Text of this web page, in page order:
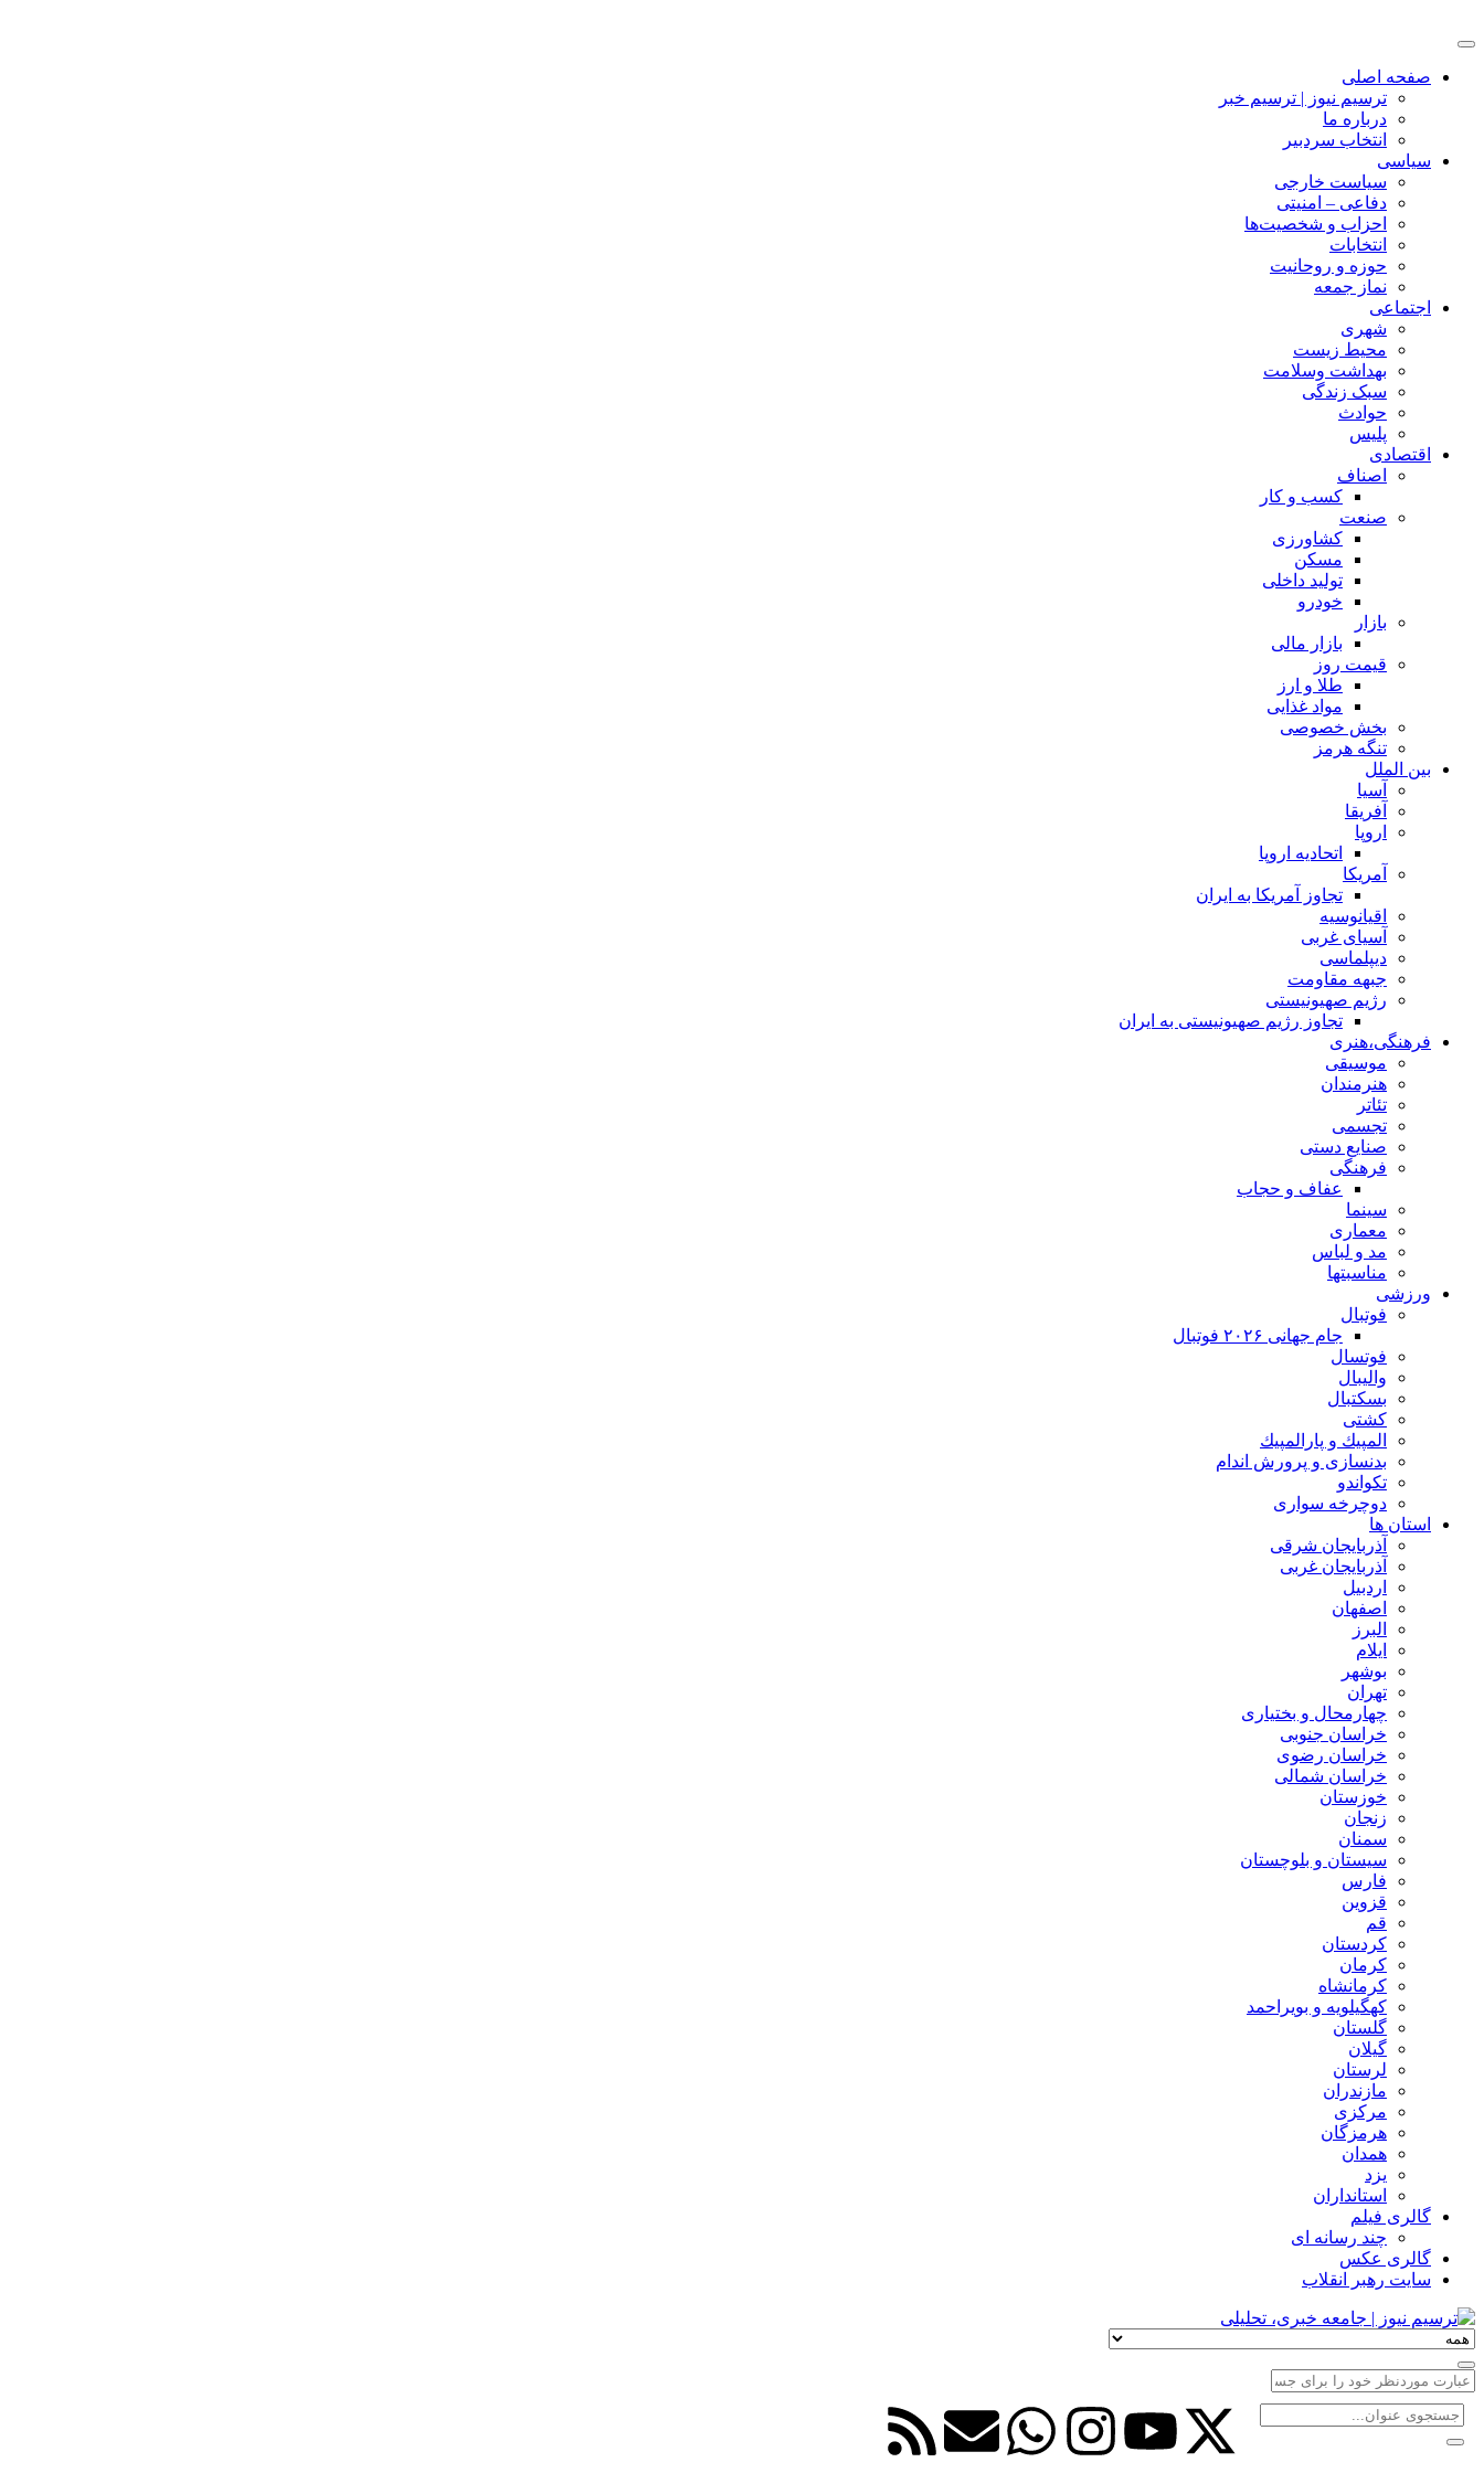
صفحه اصلی
ترسیم نیوز | ترسیم خبر
درباره ما
انتخاب سردبیر
سیاسی
سیاست خارجی
دفاعی – امنیتی
احزاب و شخصیت‌ها
انتخابات
حوزه و روحانیت
نماز جمعه
اجتماعی
شهری
محیط زیست
بهداشت وسلامت
سبک زندگی
حوادث
پلیس
اقتصادی
اصناف
کسب و کار
صنعت
کشاورزی
مسکن
تولید داخلی
خودرو
بازار
بازار مالی
قیمت روز
طلا و ارز
مواد غذایی
بخش خصوصی
تنگه هرمز
بین الملل
آسیا
آفریقا
اروپا
اتحادیه اروپا
آمریکا
تجاوز آمریکا به ایران
اقیانوسیه
آسیای غربی
دیپلماسی
جبهه مقاومت
رژیم صهیونیستی
تجاوز رژیم صهیونیستی به ایران
فرهنگی،هنری
موسیقی
هنرمندان
تئاتر
تجسمی
صنایع دستی
فرهنگی
عفاف و حجاب
سینما
معماری
مد و لباس
مناسبتها
ورزشی
فوتبال
جام جهانی ۲۰۲۶ فوتبال
فوتسال
والیبال
بسکتبال
کشتی
المپيك و پارالمپيك
بدنسازی و پرورش اندام
تکواندو
دوچرخه سواری
استان ها
آذربایجان شرقی
آذربایجان غربی
اردبیل
اصفهان
البرز
ایلام
بوشهر
تهران
چهارمحال و بختیاری
خراسان جنوبی
خراسان رضوی
خراسان شمالی
خوزستان
زنجان
سمنان
سیستان و بلوچستان
فارس
قزوین
قم
کردستان
کرمان
کرمانشاه
کهگیلویه و بویراحمد
گلستان
گیلان
لرستان
مازندران
مرکزی
هرمزگان
همدان
یزد
استانداران
گالری فیلم
چند رسانه ای
گالری عکس
سایت رهبر انقلاب